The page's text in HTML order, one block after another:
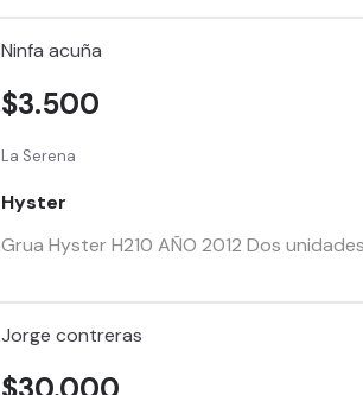
Ninfa acuña
La Serena
Hyster
Grua Hyster H210 AÑO 2012 Dos unidades
$3.500
Jorge contreras